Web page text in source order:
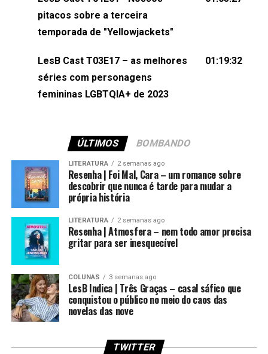
(⁠⁠⁠⁠@brunarfentanes⁠⁠⁠⁠) e Pollyelly FlorêncioEdição de
Naiady Machado
pitacos sobre a terceira
temporada de "Yellowjackets"
LesB Cast T03E17 – as melhores
séries com personagens
femininas LGBTQIA+ de 2023
01:19:32
ÚLTIMOS BOMBANDO
LITERATURA 2 semanas ago
Resenha | Foi Mal, Cara – um romance sobre
descobrir que nunca é tarde para mudar a
própria história
LITERATURA 2 semanas ago
Resenha | Atmosfera – nem todo amor precisa
gritar para ser inesquecível
COLUNAS 3 semanas ago
LesB Indica | Três Graças – casal sáfico que
conquistou o público no meio do caos das
novelas das nove
TWITTER